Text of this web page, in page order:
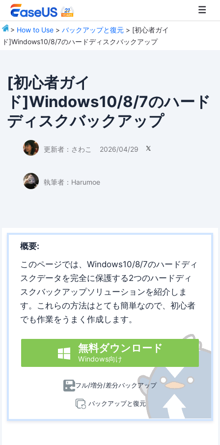
> How to Use >バックアップと復元 > [初心者ガイ
ド]Windows10/8/7のハードディスクバックアップ
[初心者ガイ
ド]Windows10/8/7のハード
ディスクバックアップ
更新者： さわこ 2026/04/29 
執筆者： Harumoe
概要:
このページでは、Windows10/8/7のハードディ
スクデータを完全に保護する2つのハードディ
スクバックアップソリューションを紹介しま
す。これらの方法はとても簡単なので、初心者
でも作業をうまく作成します。
 無料ダウンロード
Windows向け
フル/増分/差分バックアップ
バックアップと復元